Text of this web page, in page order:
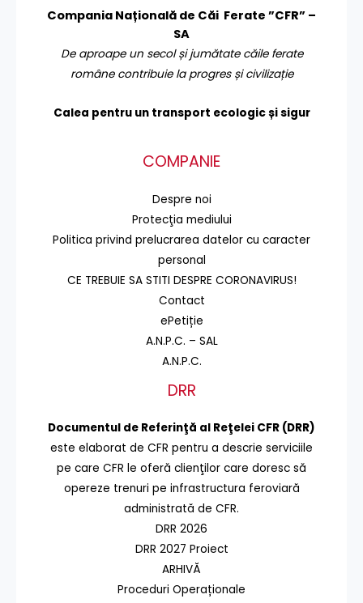
Compania Națională de Căi Ferate ”CFR” –
SA
De aproape un secol și jumătate căile ferate
române contribuie la progres și civilizație
Calea pentru un transport ecologic și sigur
COMPANIE
Despre noi
Protecţia mediului
Politica privind prelucrarea datelor cu caracter
personal
CE TREBUIE SA STITI DESPRE CORONAVIRUS!
Contact
ePetiție
A.N.P.C. – SAL
A.N.P.C.
DRR
Documentul de Referinţă al Reţelei CFR (DRR)
este elaborat de CFR pentru a descrie serviciile
pe care CFR le oferă clienţilor care doresc să
opereze trenuri pe infrastructura feroviară
administrată de CFR.
DRR 2026
DRR 2027 Proiect
ARHIVĂ
Proceduri Operaționale